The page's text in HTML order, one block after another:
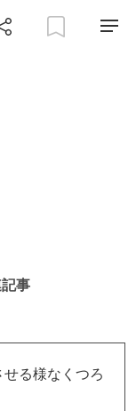
事
る様なくつろ